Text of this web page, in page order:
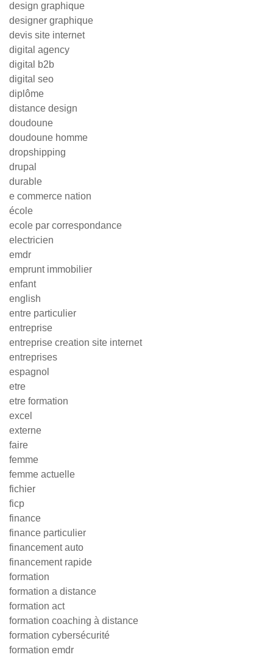
design graphique
designer graphique
devis site internet
digital agency
digital b2b
digital seo
diplôme
distance design
doudoune
doudoune homme
dropshipping
drupal
durable
e commerce nation
école
ecole par correspondance
electricien
emdr
emprunt immobilier
enfant
english
entre particulier
entreprise
entreprise creation site internet
entreprises
espagnol
etre
etre formation
excel
externe
faire
femme
femme actuelle
fichier
ficp
finance
finance particulier
financement auto
financement rapide
formation
formation a distance
formation act
formation coaching à distance
formation cybersécurité
formation emdr